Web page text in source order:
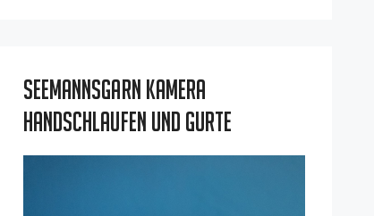
Seemannsgarn Kamera
Handschlaufen und Gurte